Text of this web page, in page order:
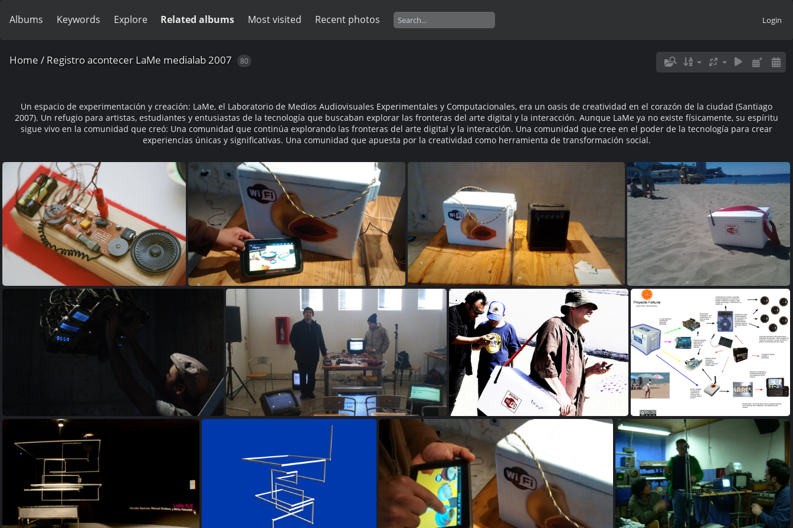
Albums Keywords Explore Related albums Most visited Recent photos Login
Home / Registro acontecer LaMe medialab 2007 80
Un espacio de experimentación y creación: LaMe, el Laboratorio de Medios Audiovisuales Experimentales y Computacionales, era un oasis de creatividad en el corazón de la ciudad (Santiago
2007). Un refugio para artistas, estudiantes y entusiastas de la tecnología que buscaban explorar las fronteras del arte digital y la interacción. Aunque LaMe ya no existe físicamente, su espíritu
sigue vivo en la comunidad que creó: Una comunidad que continúa explorando las fronteras del arte digital y la interacción. Una comunidad que cree en el poder de la tecnología para crear
experiencias únicas y significativas. Una comunidad que apuesta por la creatividad como herramienta de transformación social.
20180520122441-8f28d441 20180520122440-c8c79461 20180520122439-30efcf6e
20180520122709-b65d206f 20180520122446-56524e6b 20180520122445-cc8e1749 20180520122445-a00af7dd